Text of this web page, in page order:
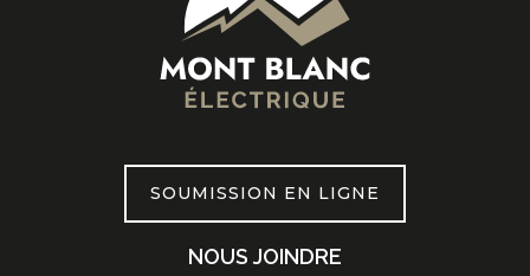
SOUMISSION EN LIGNE
NOUS JOINDRE